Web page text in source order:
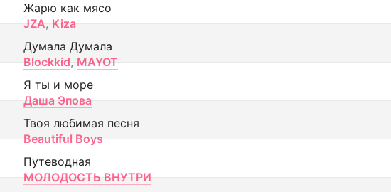
Жарю как мясо
JZA, Kiza
Думала Думала
Blockkid, MAYOT
Я ты и море
Даша Эпова
Твоя любимая песня
Beautiful Boys
Путеводная
МОЛОДОСТЬ ВНУТРИ